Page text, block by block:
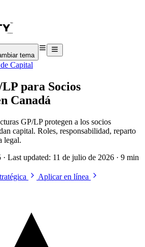
tema
Capital
para Socios
Canadá
GP/LP protegen a los socios
capital. Roles, responsabilidad, reparto
legal.
· Last updated: 11 de julio de 2026 · 9 min
Aplicar en línea